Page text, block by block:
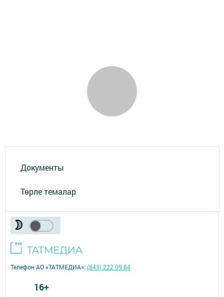
Документы
Төрле темалар
Телефон АО «ТАТМЕДИА»:(843) 222 09 84
16+